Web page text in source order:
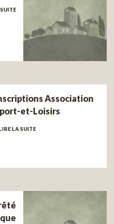
Association
et-Loisirs
LA SUITE